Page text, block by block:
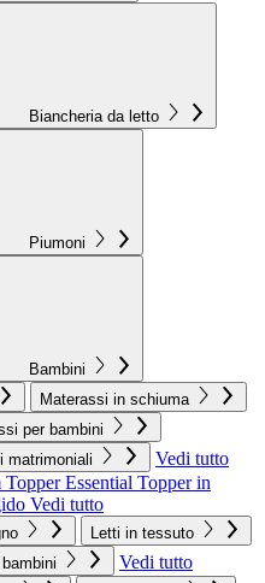
Biancheria da letto
Piumoni
Bambini
Materassi in schiuma
per bambini
matrimoniali
Vedi tutto
Topper Essential Topper in
Vedi tutto
Letti in tessuto
Vedi tutto